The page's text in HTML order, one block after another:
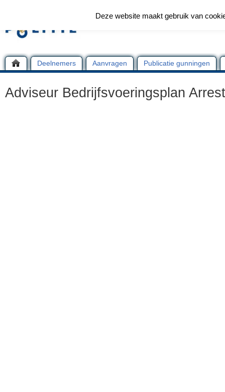
Deelnemers Aanvragen Publicatie gunningen
Adviseur Bedrijfsvoeringsplan
Deze website maakt gebruik van